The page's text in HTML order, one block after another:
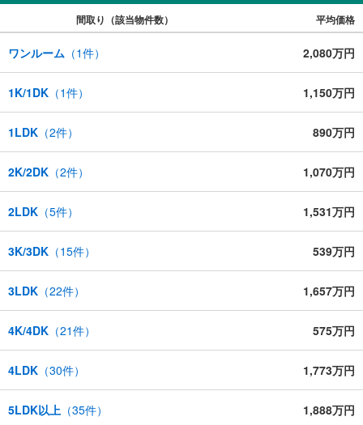
間取り（該当物件数） 平均価格
ワンルーム （1件） 2,080万円
1K/1DK （1件） 1,150万円
1LDK （2件） 890万円
2K/2DK （2件） 1,070万円
2LDK （5件） 1,531万円
3K/3DK （15件） 539万円
3LDK （22件） 1,657万円
4K/4DK （21件） 575万円
4LDK （30件） 1,773万円
5LDK以上 （35件） 1,888万円